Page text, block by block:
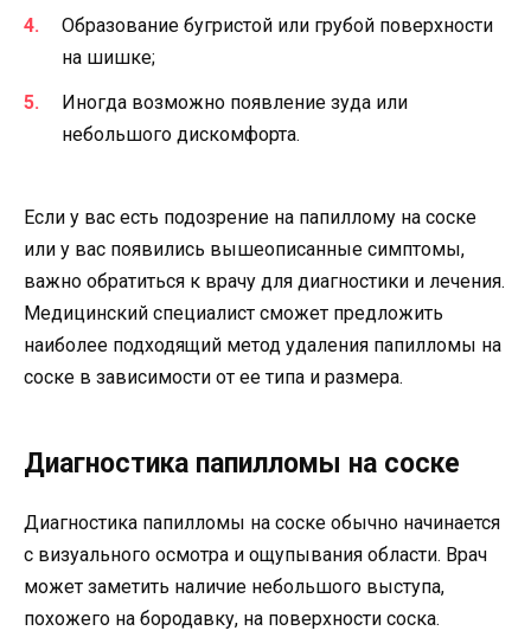
Образование бугристой или грубой поверхности
на шишке;
Иногда возможно появление зуда или
небольшого дискомфорта.
Если у вас есть подозрение на папиллому на соске
или у вас появились вышеописанные симптомы,
важно обратиться к врачу для диагностики и лечения.
Медицинский специалист сможет предложить
наиболее подходящий метод удаления папилломы на
соске в зависимости от ее типа и размера.
Диагностика папилломы на соске
Диагностика папилломы на соске обычно начинается
с визуального осмотра и ощупывания области. Врач
может заметить наличие небольшого выступа,
похожего на бородавку, на поверхности соска.